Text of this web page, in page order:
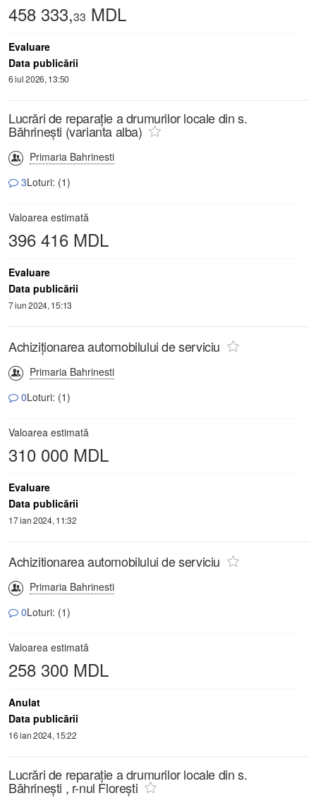
458 333,33 MDL
Evaluare
Data publicării
6 iul 2026, 13:50
Lucrări de reparație a drumurilor locale din s.
Băhrineşti (varianta alba)
Primaria Bahrinesti
3Loturi: (1)
Valoarea estimată
396 416 MDL
Evaluare
Data publicării
7 iun 2024, 15:13
Achiziționarea automobilului de serviciu
Primaria Bahrinesti
0Loturi: (1)
Valoarea estimată
310 000 MDL
Evaluare
Data publicării
17 ian 2024, 11:32
Achizitionarea automobilului de serviciu
Primaria Bahrinesti
0Loturi: (1)
Valoarea estimată
258 300 MDL
Anulat
Data publicării
16 ian 2024, 15:22
Lucrări de reparație a drumurilor locale din s.
Băhrineşti , r-nul Floreşti